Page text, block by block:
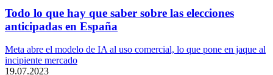
Todo lo que hay que saber sobre las elecciones
anticipadas en España
Meta abre el modelo de IA al uso comercial, lo que pone en jaque al
incipiente mercado
19.07.2023